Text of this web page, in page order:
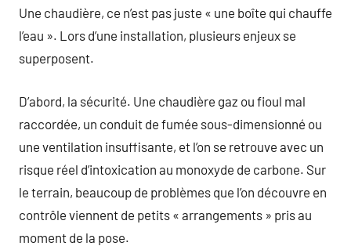
Une chaudière, ce n’est pas juste « une boîte qui chauffe
l’eau ». Lors d’une installation, plusieurs enjeux se
superposent.
D’abord, la sécurité. Une chaudière gaz ou fioul mal
raccordée, un conduit de fumée sous-dimensionné ou
une ventilation insuffisante, et l’on se retrouve avec un
risque réel d’intoxication au monoxyde de carbone. Sur
le terrain, beaucoup de problèmes que l’on découvre en
contrôle viennent de petits « arrangements » pris au
moment de la pose.